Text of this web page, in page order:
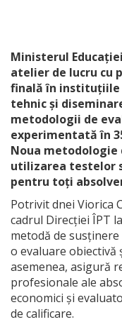
Ministerul
atelier de lucru cu
finală în instituțiile
tehnic și
metodologii de
experimentată în
Noua metodologie
utilizarea testelor
pentru toți
Potrivit dnei Viorica
cadrul Direcției ÎPT
metodă de
o evaluare obiectivă
asemenea, asigură
profesionale ale
economici și
de calificare.